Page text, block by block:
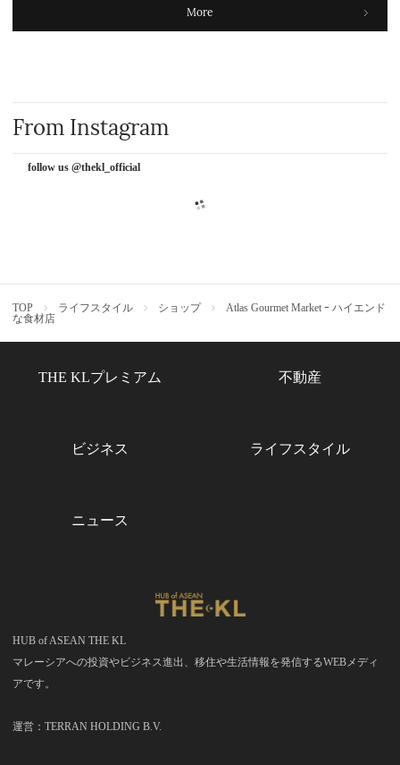
More
From Instagram
follow us @thekl_official
TOP ライフスタイル ショップ
Atlas Gourmet Market ｰ ハイエンド
な食材店
THE KLプレミアム 不動産
ビジネス ライフスタイル
ニュース
HUB of ASEAN THE KL
マレーシアへの投資やビジネス進出、移住や生活情報を発信するWEBメディ
アです。
運営：TERRAN HOLDING B.V.